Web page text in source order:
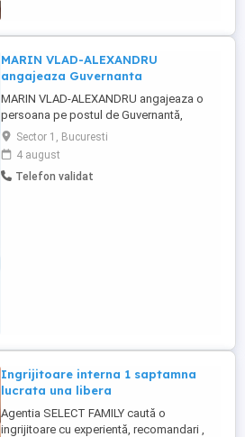
MARIN VLAD-ALEXANDRU
angajeaza Guvernanta
MARIN VLAD-ALEXANDRU angajeaza o
persoana pe postul de Guvernantă,
cunoscatoare a limbii engleze.Interviul va
fi in București, Sector 1, str. Prometeu nr.
23, bl. 16D, sc. 2, et. 2, ap. 29 , in data de
06 august 2026, ora 08:00.
Sector 1, Bucuresti
4 august
Telefon validat
Ingrijitoare interna 1 saptamna
lucrata una libera
Agentia SELECT FAMILY caută o
ingrijitoare cu experientă, recomandari ,